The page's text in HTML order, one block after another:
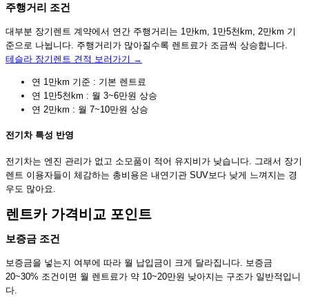
주행거리 조건
대부분 장기렌트 계약에서 연간 주행거리는 1만km, 1만5천km, 2만km 기
준으로 나뉩니다. 주행거리가 많아질수록 렌트료가 조금씩 상승합니다.
테슬라 장기렌트 견적 보러가기 →
연 1만km 기준 : 기본 렌트료
연 1만5천km : 월 3~6만원 상승
연 2만km : 월 7~10만원 상승
전기차 특성 반영
전기차는 엔진 관리가 없고 소모품이 적어 유지비가 낮습니다. 그래서 장기
렌트 이용자들이 체감하는 총비용은 내연기관 SUV보다 낮게 느껴지는 경
우도 많아요.
렌트카 가격비교 포인트
보증금 조건
보증금을 넣는지 여부에 따라 월 납입금이 크게 달라집니다. 보증금
20~30% 조건이면 월 렌트료가 약 10~20만원 낮아지는 구조가 일반적입니
다.